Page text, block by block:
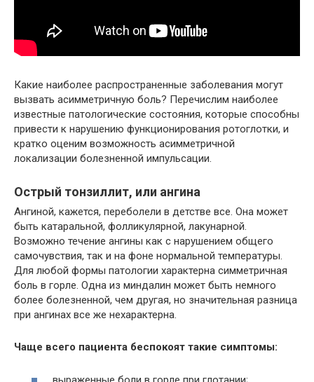
Какие наиболее распространенные заболевания могут
вызвать асимметричную боль? Перечислим наиболее
известные патологические состояния, которые способны
привести к нарушению функционирования ротоглотки, и
кратко оценим возможность асимметричной
локализации болезненной импульсации.
Острый тонзиллит, или ангина
Ангиной, кажется, переболели в детстве все. Она может
быть катаральной, фолликулярной, лакунарной.
Возможно течение ангины как с нарушением общего
самочувствия, так и на фоне нормальной температуры.
Для любой формы патологии характерна симметричная
боль в горле. Одна из миндалин может быть немного
более болезненной, чем другая, но значительная разница
при ангинах все же нехарактерна.
Чаще всего пациента беспокоят такие симптомы: